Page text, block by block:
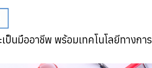
ป็นมืออาชีพ พร้อมเทคโนโลยีทางการ